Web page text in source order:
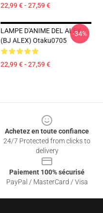
22,99 € - 27,59 €
LAMPE D'ANIME DEL ALEX
(BJ ALEX) Otaku0705
22,99 € - 27,59 €
-34%
Achetez en toute confiance
24/7 Protected from clicks to
delivery
Paiement 100% sécurisé
PayPal / MasterCard / Visa